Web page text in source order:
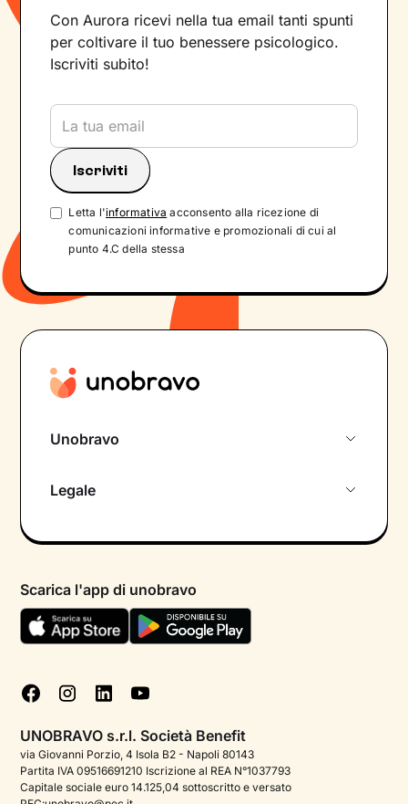
Con Aurora ricevi nella tua email tanti spunti
per coltivare il tuo benessere psicologico.
Iscriviti subito!
Letta l'informativa acconsento alla ricezione di
comunicazioni informative e promozionali di cui al
punto 4.C della stessa
Unobravo
Psicologo in chat
Aiuto urgente
FAQ
Podcast di psicologia
Corporate
Legale
Termini e condizioni
Informativa Privacy
Cookie policy
Gestisci cookie
Scarica l'app di unobravo
UNOBRAVO s.r.l. Società Benefit
via Giovanni Porzio, 4 Isola B2 - Napoli 80143
Partita IVA 09516691210 Iscrizione al REA N°1037793
Capitale sociale euro 14.125,04 sottoscritto e versato